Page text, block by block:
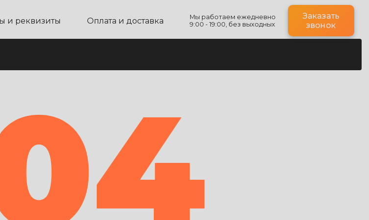
и реквизиты Оплата и доставка
Мы работаем ежедневно
9:00 - 19:00, без выходных
Заказать
звонок